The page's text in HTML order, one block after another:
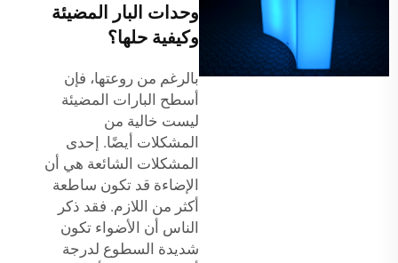
وحدات البار المضيئة
وكيفية حلها؟
بالرغم من روعتها، فإن
أسطح البارات المضيئة
ليست خالية من
المشكلات أيضًا. إحدى
المشكلات الشائعة هي أن
الإضاءة قد تكون ساطعة
أكثر من اللازم. فقد ذكر
الناس أن الأضواء تكون
شديدة السطوع لدرجة